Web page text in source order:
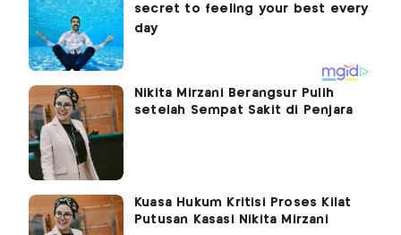
Nikita Mirzani Berangsur Pulih
setelah Sempat Sakit di Penjara
Kuasa Hukum Kritisi Proses Kilat
Putusan Kasasi Nikita Mirzani